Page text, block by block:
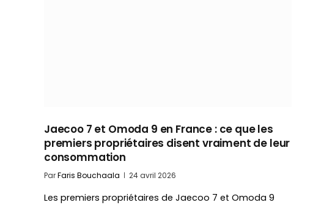
Jaecoo 7 et Omoda 9 en France : ce que les
premiers propriétaires disent vraiment de leur
consommation
ParFaris Bouchaala 24 avril 2026
Les premiers propriétaires de Jaecoo 7 et Omoda 9